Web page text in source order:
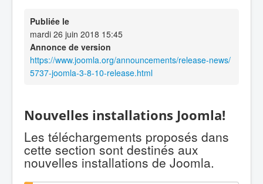
Publiée le
mardi 26 juin 2018 15:45
Annonce de version
https://www.joomla.org/announcements/release-news/
5737-joomla-3-8-10-release.html
Nouvelles installations Joomla!
Les téléchargements proposés dans
cette section sont destinés aux
nouvelles installations de Joomla.